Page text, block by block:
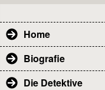
Home
Biografie
Die Detektive